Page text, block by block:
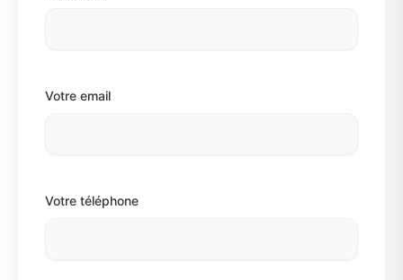
Votre email
Votre téléphone